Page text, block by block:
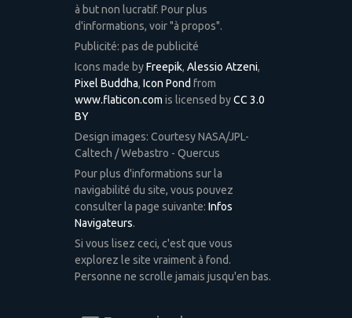
à but non lucratif. Pour plus
d'informations, voir "à propos".
Publicité: pas de publicité
Icons made byFreepik, Alessio Atzeni,
Pixel Buddha, Icon Pond from
www.flaticon.com is licensed byCC 3.0
BY
Design images: Courtesy NASA/JPL-
Caltech / Webastro - Quercus
Pour plus d'informations sur la
navigabilité du site, vous pouvez
consulter la page suivante: Infos
Navigateurs.
Si vous lisez ceci, c'est que vous
explorez le site vraiment à fond.
Personne ne scrolle jamais jusqu'en bas.